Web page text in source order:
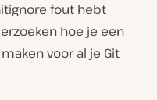
fout hebt
hoe je een
voor al je Git